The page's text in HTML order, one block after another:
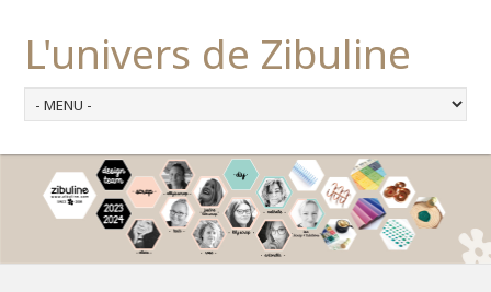
L'univers de Zibuline